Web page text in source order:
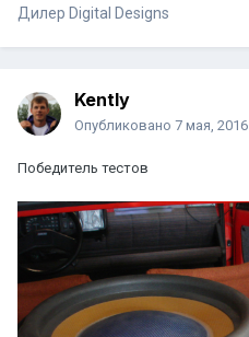
Дилер Digital Designs
Kently
Опубликовано 7 мая, 2016
Победитель тестов